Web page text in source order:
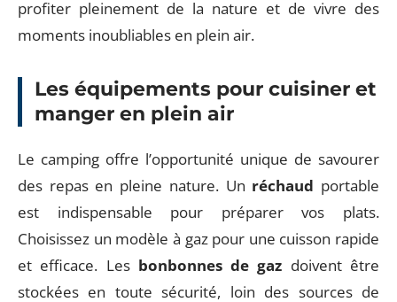
profiter pleinement de la nature et de vivre des
moments inoubliables en plein air.
Les équipements pour cuisiner et
manger en plein air
Le camping offre l’opportunité unique de savourer
des repas en pleine nature. Un réchaud portable
est indispensable pour préparer vos plats.
Choisissez un modèle à gaz pour une cuisson rapide
et efficace. Les bonbonnes de gaz doivent être
stockées en toute sécurité, loin des sources de